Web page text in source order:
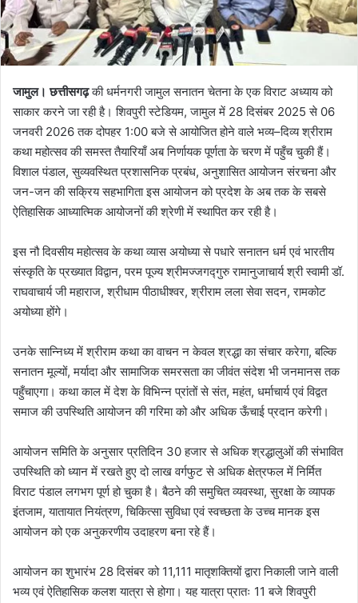
जामुल। छत्तीसगढ़की धर्मनगरी जामुल सनातन चेतना के एक विराट अध्याय को
साकार करने जा रही है। शिवपुरी स्टेडियम, जामुल में 28 दिसंबर 2025 से 06
जनवरी 2026 तक दोपहर 1:00 बजे से आयोजित होने वाले भव्य–दिव्य श्रीराम
कथा महोत्सव की समस्त तैयारियाँ अब निर्णायक पूर्णता के चरण में पहुँच चुकी हैं।
विशाल पंडाल, सुव्यवस्थित प्रशासनिक प्रबंध, अनुशासित आयोजन संरचना और
जन-जन की सक्रिय सहभागिता इस आयोजन को प्रदेश के अब तक के सबसे
ऐतिहासिक आध्यात्मिक आयोजनों की श्रेणी में स्थापित कर रही है।
इस नौ दिवसीय महोत्सव के कथा व्यास अयोध्या से पधारे सनातन धर्म एवं भारतीय
संस्कृति के प्रख्यात विद्वान, परम पूज्य श्रीमज्जगद्गुरु रामानुजाचार्य श्री स्वामी डॉ.
राघवाचार्य जी महाराज, श्रीधाम पीठाधीश्वर, श्रीराम लला सेवा सदन, रामकोट
अयोध्या होंगे।
उनके सान्निध्य में श्रीराम कथा का वाचन न केवल श्रद्धा का संचार करेगा, बल्कि
सनातन मूल्यों, मर्यादा और सामाजिक समरसता का जीवंत संदेश भी जनमानस तक
पहुँचाएगा। कथा काल में देश के विभिन्न प्रांतों से संत, महंत, धर्माचार्य एवं विद्वत
समाज की उपस्थिति आयोजन की गरिमा को और अधिक ऊँचाई प्रदान करेगी।
आयोजन समिति के अनुसार प्रतिदिन 30 हजार से अधिक श्रद्धालुओं की संभावित
उपस्थिति को ध्यान में रखते हुए दो लाख वर्गफुट से अधिक क्षेत्रफल में निर्मित
विराट पंडाल लगभग पूर्ण हो चुका है। बैठने की समुचित व्यवस्था, सुरक्षा के व्यापक
इंतजाम, यातायात नियंत्रण, चिकित्सा सुविधा एवं स्वच्छता के उच्च मानक इस
आयोजन को एक अनुकरणीय उदाहरण बना रहे हैं।
आयोजन का शुभारंभ 28 दिसंबर को 11,111 मातृशक्तियों द्वारा निकाली जाने वाली
भव्य एवं ऐतिहासिक कलश यात्रा से होगा। यह यात्रा प्रातः 11 बजे शिवपुरी